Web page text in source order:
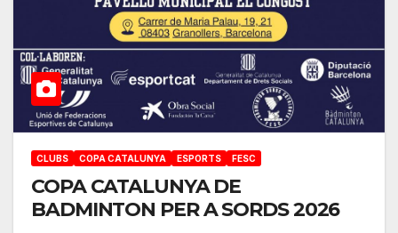
CLUBS COPA CATALUNYA ESPORTS FESC
COPA CATALUNYA DE
BADMINTON PER A SORDS 2026